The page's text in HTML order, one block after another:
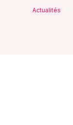
Actualités